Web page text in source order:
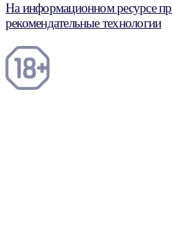
На информационном ресурсе
рекомендательные технологии